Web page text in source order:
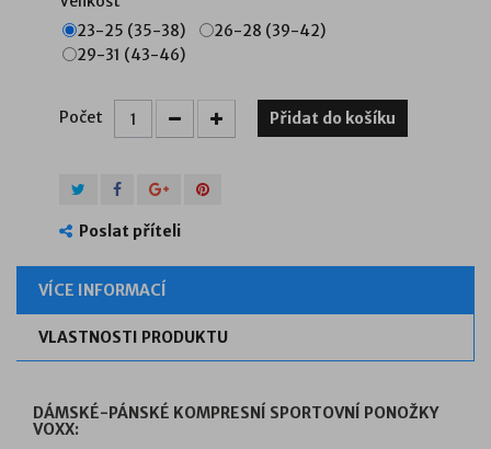
23-25 (35-38)
26-28 (39-42)
29-31 (43-46)
Počet Přidat do košíku
Poslat příteli
VÍCE INFORMACÍ
VLASTNOSTI PRODUKTU
DÁMSKÉ-PÁNSKÉ KOMPRESNÍ SPORTOVNÍ PONOŽKY
VOXX: